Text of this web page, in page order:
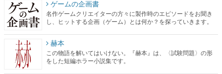
赫本
この物語を解いてはいけない。『赫本』は、〈試験問題〉の形
をした短編ホラー小説集です。
新世代に訊く
これからのデジタルゲーム市場を担う若きクリエイター達の姿
を追い、彼らのルーツと情熱を探っていきます。